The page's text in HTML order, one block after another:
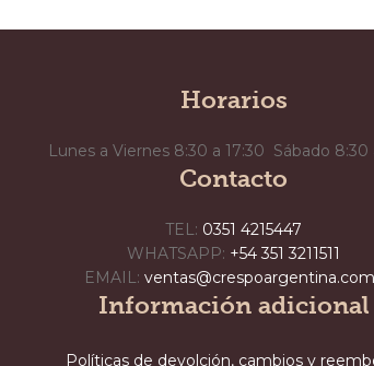
Horarios
Lunes a Viernes 8:30 a 17:30 Sábado 8:30
Contacto
TEL: 0351 4215447
WHATSAPP: +54 351 3211511
EMAIL: ventas@crespoargentina.com
Información adicional
Políticas de devolción, cambios y